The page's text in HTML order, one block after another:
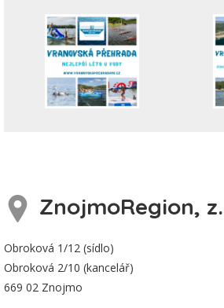
ZnojmoRegion,
Obroková 1/12 (sídlo)
Obroková 2/10 (kancelář)
669 02 Znojmo